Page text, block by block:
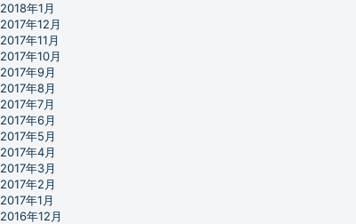
2018年1月
2017年12月
2017年11月
2017年10月
2017年9月
2017年8月
2017年7月
2017年6月
2017年5月
2017年4月
2017年3月
2017年2月
2017年1月
2016年12月